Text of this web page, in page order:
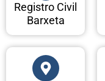
Registro Civil
Barxeta